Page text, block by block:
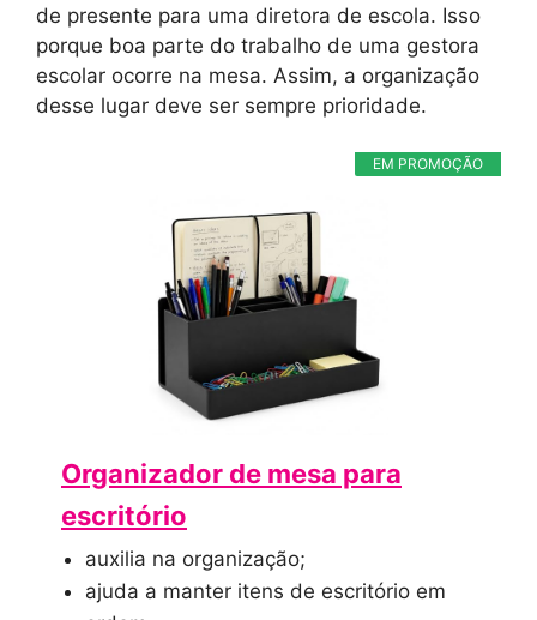
de presente para uma diretora de escola. Isso
porque boa parte do trabalho de uma gestora
escolar ocorre na mesa. Assim, a organização
desse lugar deve ser sempre prioridade.
EM PROMOÇÃO
Organizador de mesa para
escritório
auxilia na organização;
ajuda a manter itens de escritório em